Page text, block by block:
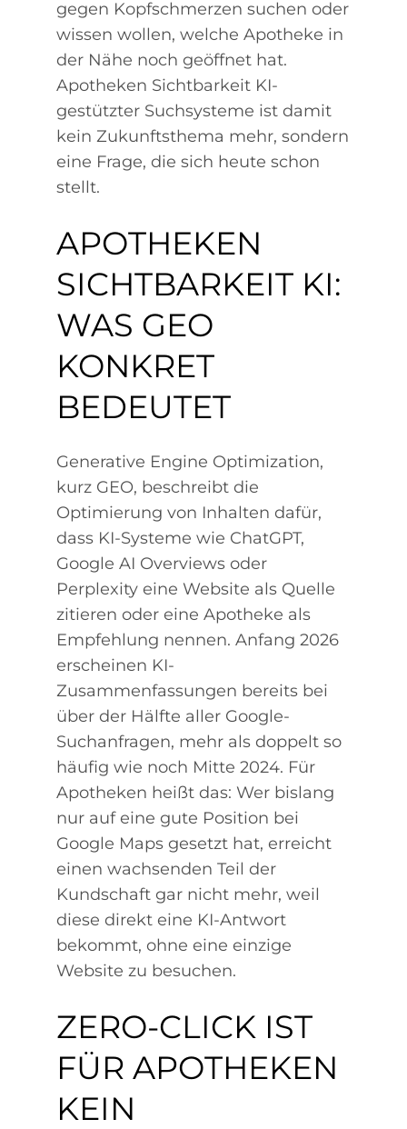
gegen Kopfschmerzen suchen oder
wissen wollen, welche Apotheke in
der Nähe noch geöffnet hat.
Apotheken Sichtbarkeit KI-
gestützter Suchsysteme ist damit
kein Zukunftsthema mehr, sondern
eine Frage, die sich heute schon
stellt.
APOTHEKEN
SICHTBARKEIT KI:
WAS GEO
KONKRET
BEDEUTET
Generative Engine Optimization,
kurz GEO, beschreibt die
Optimierung von Inhalten dafür,
dass KI-Systeme wie ChatGPT,
Google AI Overviews oder
Perplexity eine Website als Quelle
zitieren oder eine Apotheke als
Empfehlung nennen. Anfang 2026
erscheinen KI-
Zusammenfassungen bereits bei
über der Hälfte aller Google-
Suchanfragen, mehr als doppelt so
häufig wie noch Mitte 2024. Für
Apotheken heißt das: Wer bislang
nur auf eine gute Position bei
Google Maps gesetzt hat, erreicht
einen wachsenden Teil der
Kundschaft gar nicht mehr, weil
diese direkt eine KI-Antwort
bekommt, ohne eine einzige
Website zu besuchen.
ZERO-CLICK IST
FÜR APOTHEKEN
KEIN